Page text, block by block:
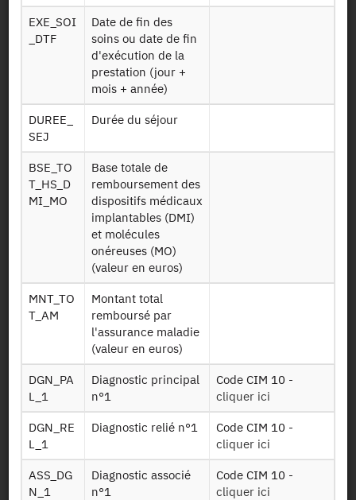
CT_Conso_Soins : Conditions de
Travail - Appariement aux
données de consommations de
soins - RPS_2016
Autres produits :
Mise à disposition :22/05/2019
Dessin de fichier
Télécharger
Infoben2017
bénéficiaires de
2012 à 2017
Ct ind g5 2016
Tables sur les
pathologies de
EXE_SOI
_DTF
Date de fin des
soins ou date de fin
d'exécution de la
prestation (jour +
mois + année)
DUREE_
SEJ
Durée du séjour
BSE_TO
T_HS_D
MI_MO
Base totale de
remboursement des
dispositifs médicaux
implantables (DMI)
et molécules
onéreuses (MO)
(valeur en euros)
MNT_TO
T_AM
Montant total
remboursé par
l'assurance maladie
(valeur en euros)
DGN_PA
L_1
Diagnostic principal
n°1
Code CIM 10 -
cliquer ici
DGN_RE
L_1
Diagnostic relié n°1
Code CIM 10 -
cliquer ici
ASS_DG
N_1
Diagnostic associé
n°1
Code CIM 10 -
cliquer ici